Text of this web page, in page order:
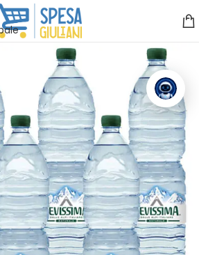
Clicca qui e ti richiamiamo noi